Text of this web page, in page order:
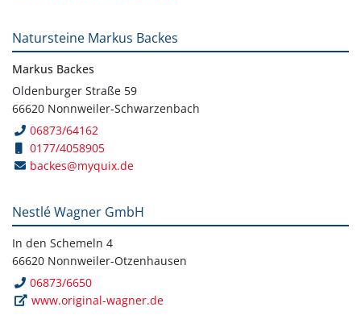
Natursteine Markus Backes
Markus Backes
Oldenburger Straße 59
66620 Nonnweiler-Schwarzenbach
06873/64162
0177/4058905
backes@myquix.de
Nestlé Wagner GmbH
In den Schemeln 4
66620 Nonnweiler-Otzenhausen
06873/6650
www.original-wagner.de